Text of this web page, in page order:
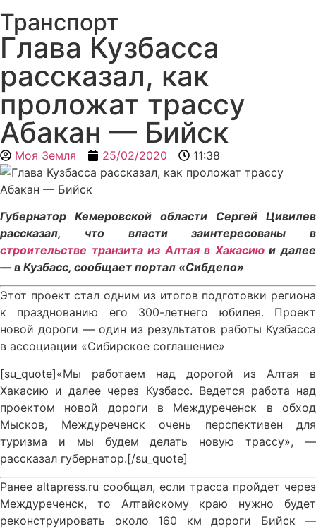
Транспорт
Глава Кузбасса
рассказал, как
проложат трассу
Абакан — Бийск
Моя Земля 25/02/2020 11:38
Губернатор Кемеровской области Сергей Цивилев
рассказал, что власти заинтересованы в
строительстве транзита из Алтая в Хакасиюи далее
— в Кузбасс, сообщает портал «Сибдепо»
Этот проект стал одним из итогов подготовки региона
к празднованию его 300-летнего юбилея. Проект
новой дороги — один из результатов работы Кузбасса
в ассоциации «Сибирское соглашение»
[su_quote]«Мы работаем над дорогой из Алтая в
Хакасию и далее через Кузбасс. Ведется работа над
проектом новой дороги в Междуреченск в обход
Мысков, Междуреченск очень перспективен для
туризма и мы будем делать новую трассу», —
рассказал губернатор.[/su_quote]
Ранее altapress.ru сообщал, если трасса пройдет через
Междуреченск, то Алтайскому краю нужно будет
реконструировать около 160 км дороги Бийск —